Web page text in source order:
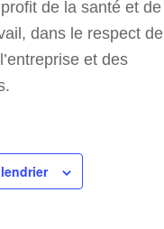
de la santé et de
dans le respect de
et des